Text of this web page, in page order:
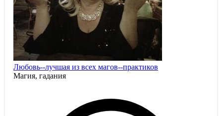
Любовь--лучшая из всех магов--практиков
Магия, гадания